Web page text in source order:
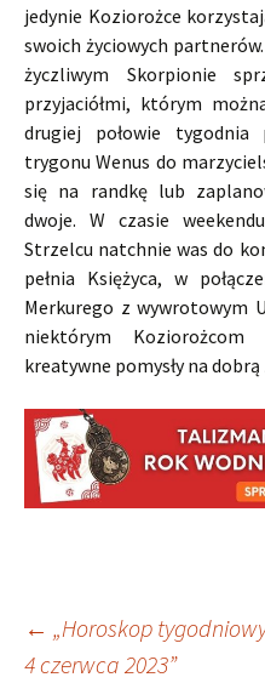
jedynie Koziorożce
swoich życiowych
życzliwym Skorpionie
przyjaciółmi, którym
drugiej połowie tygodnia
trygonu Wenus do
się na randkę lub
dwoje. W czasie
Strzelcu natchnie was do
pełnia Księżyca, w
Merkurego z wywrotowym
niektórym
kreatywne pomysły na dobrą
← „Horoskop
4 czerwca 2023”